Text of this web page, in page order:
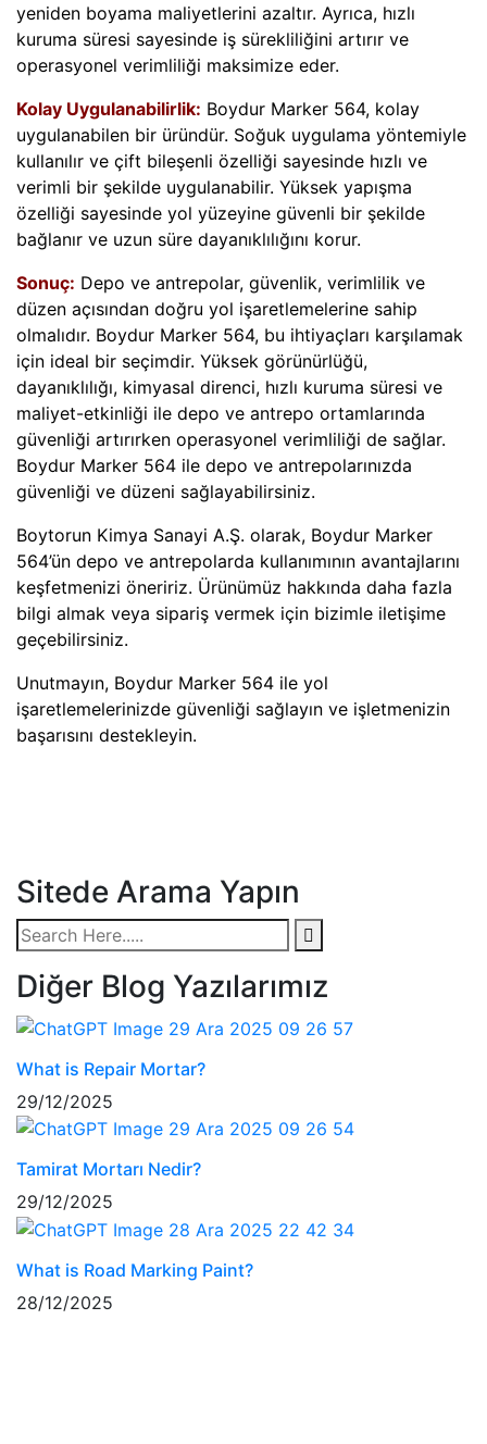
yeniden boyama maliyetlerini azaltır. Ayrıca, hızlı
kuruma süresi sayesinde iş sürekliliğini artırır ve
operasyonel verimliliği maksimize eder.
Kolay Uygulanabilirlik: Boydur Marker 564, kolay
uygulanabilen bir üründür. Soğuk uygulama yöntemiyle
kullanılır ve çift bileşenli özelliği sayesinde hızlı ve
verimli bir şekilde uygulanabilir. Yüksek yapışma
özelliği sayesinde yol yüzeyine güvenli bir şekilde
bağlanır ve uzun süre dayanıklılığını korur.
Sonuç: Depo ve antrepolar, güvenlik, verimlilik ve
düzen açısından doğru yol işaretlemelerine sahip
olmalıdır. Boydur Marker 564, bu ihtiyaçları karşılamak
için ideal bir seçimdir. Yüksek görünürlüğü,
dayanıklılığı, kimyasal direnci, hızlı kuruma süresi ve
maliyet-etkinliği ile depo ve antrepo ortamlarında
güvenliği artırırken operasyonel verimliliği de sağlar.
Boydur Marker 564 ile depo ve antrepolarınızda
güvenliği ve düzeni sağlayabilirsiniz.
Boytorun Kimya Sanayi A.Ş. olarak, Boydur Marker
564’ün depo ve antrepolarda kullanımının avantajlarını
keşfetmenizi öneririz. Ürünümüz hakkında daha fazla
bilgi almak veya sipariş vermek için bizimle iletişime
geçebilirsiniz.
Unutmayın, Boydur Marker 564 ile yol
işaretlemelerinizde güvenliği sağlayın ve işletmenizin
başarısını destekleyin.
Sitede Arama Yapın
Diğer Blog Yazılarımız
What is Repair Mortar?
29/12/2025
Tamirat Mortarı Nedir?
29/12/2025
What is Road Marking Paint?
28/12/2025